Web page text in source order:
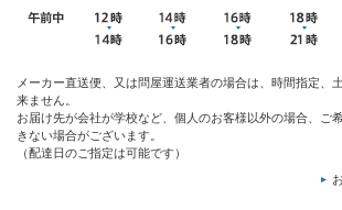
メーカー直送便、又は問屋運送業者の場合は、時間指定、
来ません。
お届け先が会社が学校など、個人のお客様以外の場合、ご
きない場合がございます。
（配達日のご指定は可能です）